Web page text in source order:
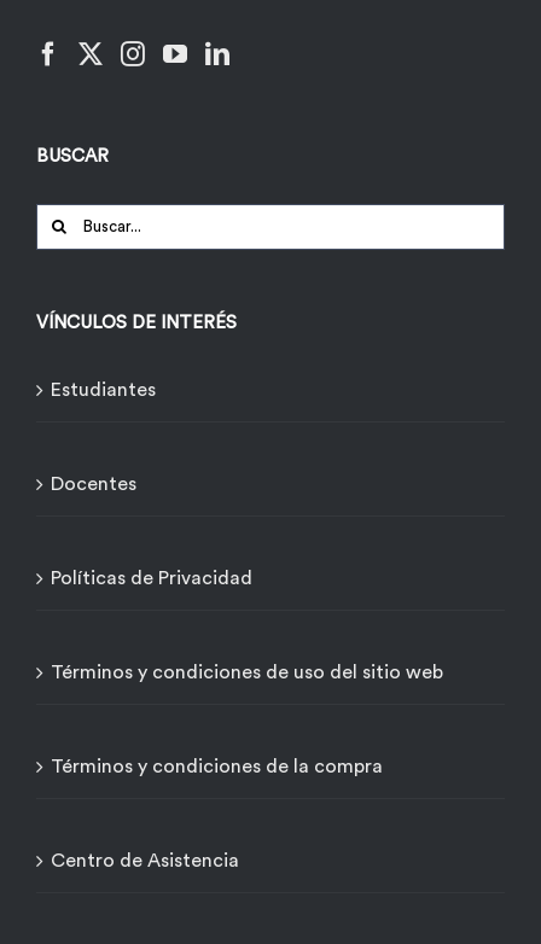
BUSCAR
Buscar:
VÍNCULOS DE INTERÉS
Estudiantes
Docentes
Políticas de Privacidad
Términos y condiciones de uso del sitio web
Términos y condiciones de la compra
Centro de Asistencia